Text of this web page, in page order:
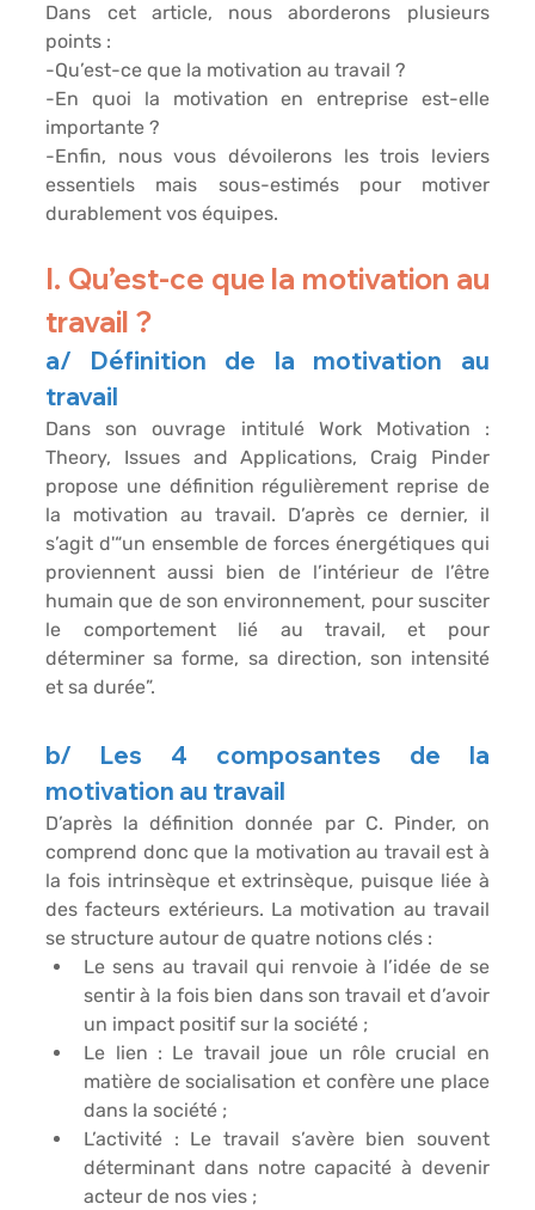
Dans cet article, nous aborderons plusieurs
points :
-Qu’est-ce que la motivation au travail ?
-En quoi la motivation en entreprise est-elle
importante ?
-Enfin, nous vous dévoilerons les trois leviers
essentiels mais sous-estimés pour motiver
durablement vos équipes.
I. Qu’est-ce que la motivation au
travail ?
a/ Définition de la motivation au
travail
Dans son ouvrage intitulé Work Motivation :
Theory, Issues and Applications, Craig Pinder
propose une définition régulièrement reprise de
la motivation au travail. D’après ce dernier, il
s’agit d'“un ensemble de forces énergétiques qui
proviennent aussi bien de l’intérieur de l’être
humain que de son environnement, pour susciter
le comportement lié au travail, et pour
déterminer sa forme, sa direction, son intensité
et sa durée”.
b/ Les 4 composantes de la
motivation au travail
D’après la définition donnée par C. Pinder, on
comprend donc que la motivation au travail est à
la fois intrinsèque et extrinsèque, puisque liée à
des facteurs extérieurs. La motivation au travail
se structure autour de quatre notions clés :
Le sens au travail qui renvoie à l’idée de se
sentir à la fois bien dans son travail et d’avoir
un impact positif sur la société ;
Le lien : Le travail joue un rôle crucial en
matière de socialisation et confère une place
dans la société ;
L’activité : Le travail s’avère bien souvent
déterminant dans notre capacité à devenir
acteur de nos vies ;